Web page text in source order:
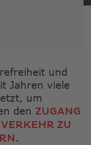
Touch-
und
Jahren viele
um
den ZUGANG
ZU
.